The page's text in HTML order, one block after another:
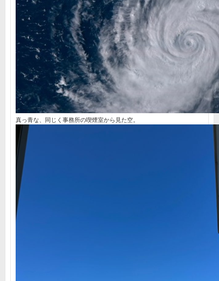
真っ青な、同じく事務所の喫煙室から見た空。